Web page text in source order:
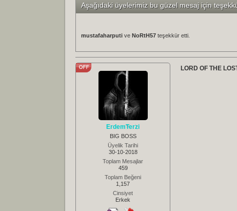
Aşağıdaki üyelerimiz bu güzel mesaj için
mustafaharputi ve NoRtH57 teşekkür etti.
ErdemTerzi
BIG BOSS
Üyelik Tarihi
30-10-2018
Toplam Mesajlar
459
Toplam Beğeni
1,157
Cinsiyet
Erkek
LORD OF THE